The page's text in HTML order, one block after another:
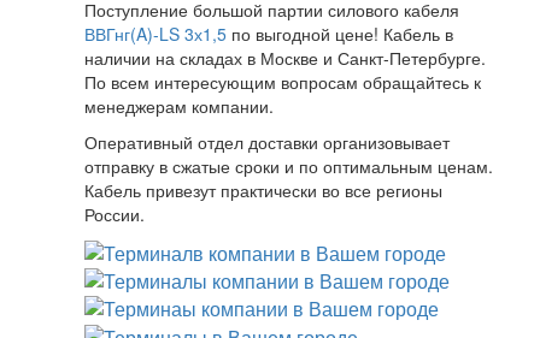
Поступление большой партии силового кабеля
ВВГнг(A)-LS 3х1,5 по выгодной цене! Кабель в
наличии на складах в Москве и Санкт-Петербурге.
По всем интересующим вопросам обращайтесь к
менеджерам компании.
Оперативный отдел доставки организовывает
отправку в сжатые сроки и по оптимальным ценам.
Кабель привезут практически во все регионы
России.